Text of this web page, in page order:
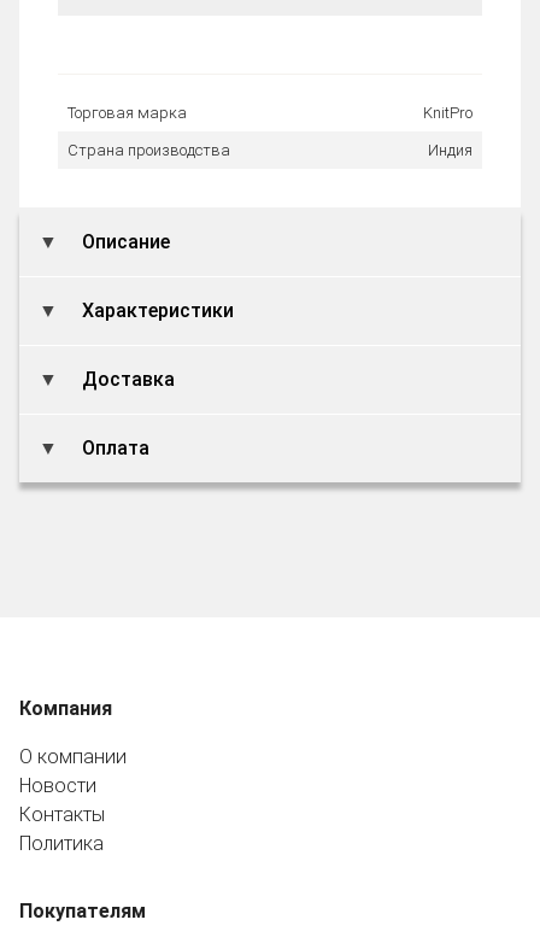
Торговая марка KnitPro
Страна производства Индия
Описание
Характеристики
Доставка
Оплата
Компания
О компании
Новости
Контакты
Политика
Покупателям